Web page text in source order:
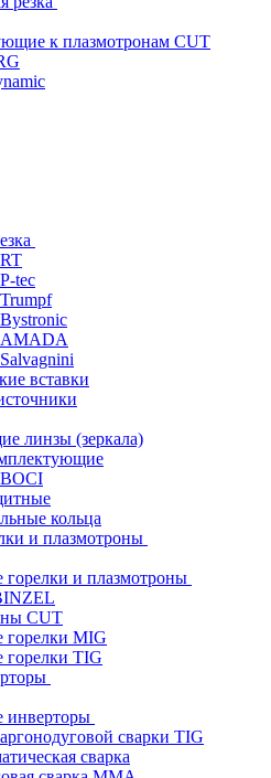
к плазмотронам CUT
tec
AMADA
вставки
линзы (зеркала)
кольца
и плазмотроны
горелки и плазмотроны
CUT
горелки MIG
горелки TIG
инверторы
сварки TIG
сварка